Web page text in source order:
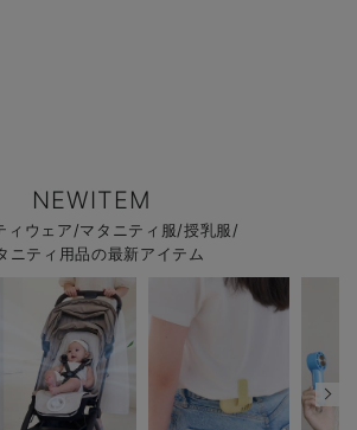
NEWITEM
ィウェア/マタニティ服/授乳服/
ニティ用品の最新アイテム